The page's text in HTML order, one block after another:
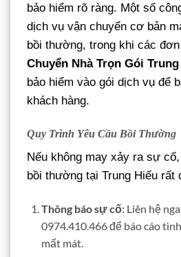
bảo hiểm rõ ràng. Một số
dịch vụ vận chuyển cơ bản
bồi thường, trong khi các
Chuyển Nhà Trọn Gói
bảo hiểm vào gói dịch vụ để
khách hàng.
Quy Trình Yêu Cầu Bồi Thường
Nếu không may xảy ra sự
bồi thường tại Trung Hiếu rất
Thông báo sự cố: Liên hệ
0974.410.466 để báo cáo
mất mát.